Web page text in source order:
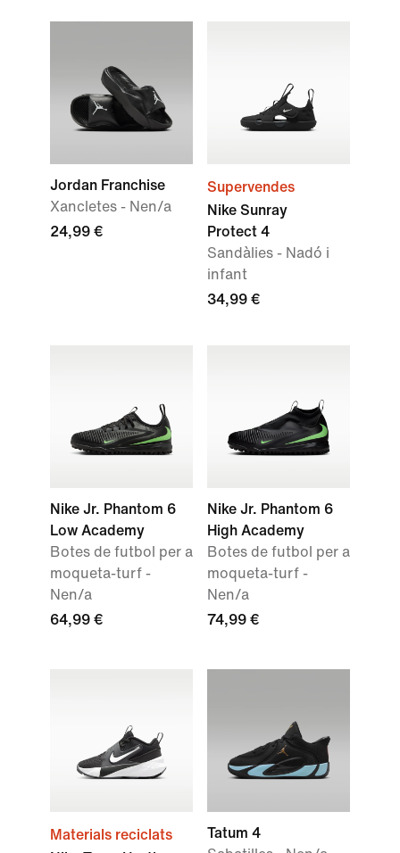
Jordan Franchise
Xancletes - Nen/a
24,99 €
Supervendes
Nike Sunray
Protect 4
Sandàlies - Nadó i
infant
34,99 €
Nike Jr. Phantom 6
Low Academy
Botes de futbol per a
moqueta-turf -
Nen/a
64,99 €
Nike Jr. Phantom 6
High Academy
Botes de futbol per a
moqueta-turf -
Nen/a
74,99 €
Materials reciclats
Tatum 4